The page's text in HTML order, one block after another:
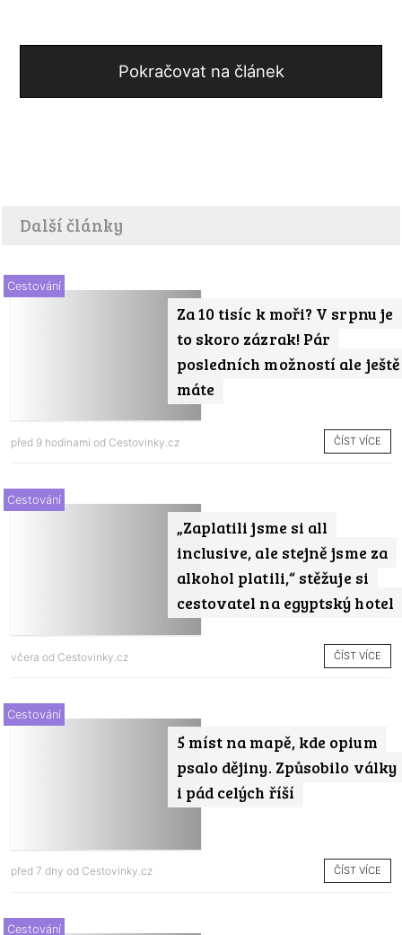
Pokračovat na článek
Další články
Za 10 tisíc k moři? V srpnu je
to skoro zázrak! Pár
posledních možností ale ještě
máte
Cestování
před 9 hodinami od Cestovinky.cz ČÍST VÍCE
„Zaplatili jsme si all
inclusive, ale stejně jsme za
alkohol platili,“ stěžuje si
cestovatel na egyptský hotel
Cestování
včera od Cestovinky.cz ČÍST VÍCE
5 míst na mapě, kde opium
psalo dějiny. Způsobilo války
i pád celých říší
Cestování
před 7 dny od Cestovinky.cz ČÍST VÍCE
Cestování